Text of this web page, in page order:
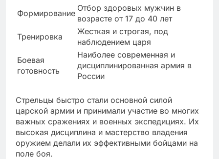
Формирование
Отбор здоровых мужчин в
возрасте от 17 до 40 лет
Тренировка
Жесткая и строгая, под
наблюдением царя
Боевая
готовность
Наиболее современная и
дисциплинированная армия в
России
Стрельцы быстро стали основной силой
царской армии и принимали участие во многих
важных сражениях и военных экспедициях. Их
высокая дисциплина и мастерство владения
оружием делали их эффективными бойцами на
поле боя.